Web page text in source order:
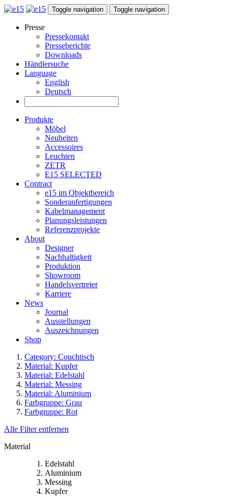
Toggle navigation Toggle navigation
Presse
Pressekontakt
Presseberichte
Downloads
Händlersuche
Language
English
Deutsch
Produkte
Möbel
Neuheiten
Accessoires
Leuchten
ZETR
E15 SELECTED
Contract
e15 im Objektbereich
Sonderanfertigungen
Kabelmanagement
Planungsleistungen
Referenzprojekte
About
Designer
Nachhaltigkeit
Produktion
Showroom
Handelsvertreter
Karriere
News
Journal
Ausstellungen
Auszeichnungen
Shop
Category: Couchtisch
Material: Kupfer
Material: Edelstahl
Material: Messing
Material: Aluminium
Farbgruppe: Grau
Farbgruppe: Rot
Alle Filter entfernen
Material
Edelstahl
Aluminium
Messing
Kupfer